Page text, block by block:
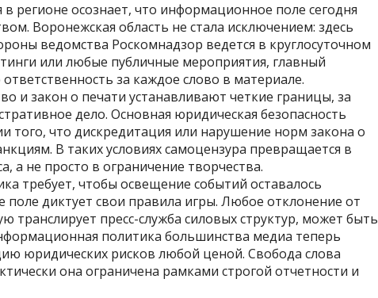
регионе осознает, что информационное поле сегодня
Воронежская область не стала исключением: здесь
ведомства Роскомнадзор ведется в круглосуточном
или любые публичные мероприятия, главный
за каждое слово в материале.
и закон о печати устанавливают четкие границы, за
дело. Основная юридическая безопасность
того, что дискредитация или нарушение норм закона о
В таких условиях самоцензура превращается в
а не просто в ограничение творчества.
требует, чтобы освещение событий оставалось
поле диктует свои правила игры. Любое отклонение от
транслирует пресс-служба силовых структур, может быть
политика большинства медиа теперь
юридических рисков любой ценой. Свобода слова
она ограничена рамками строгой отчетности и